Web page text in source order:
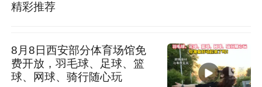
“以前办红白喜事总想着‘讲排场、比阔气’，听完
精彩推荐
8月8日西安部分体育场馆免
费开放，羽毛球、足球、篮
球、网球、骑行随心玩